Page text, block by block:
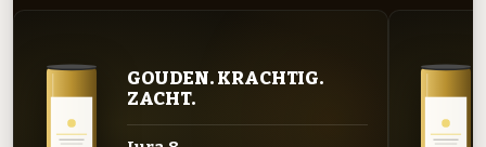
GOUDEN. KRACHTIG.
ZACHT.